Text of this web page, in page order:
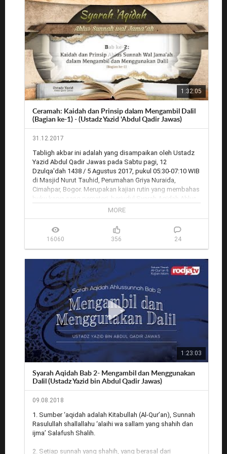
1:32:05
Ceramah: Kaidah dan Prinsip dalam Mengambil Dalil
(Bagian ke-1) - (Ustadz Yazid 'Abdul Qadir Jawas)
31.12.2017
Tabligh akbar ini adalah yang disampaikan oleh Ustadz
Yazid Abdul Qadir Jawas pada Sabtu pagi, 12
Dzulqa'dah 1438 / 5 Agustus 2017, pukul 05:30-07:10 WIB
di Masjid Nurut Tauhid, Perumahan Griya Nuraida,
Cimahpar, Bogor. Merupakan kajian rutin yang membahas
buku karya sang pemateri, berjudul Syarah Aqidah Ahlus
Sunnah Wal Jama'ah. Walhamdulillah dikarenakan
poin terakhir dari buku tersebut, maka pada kesempatan
yang mulia kali ini kita akan kembali mempelajari Bab ke-
Rekaman audio: http://www.radiorodja.com/?p=28725
Rodja.TV: http://rodja.tv/6971
MORE
16060 356 24
1:23:03
Syarah Aqidah Bab 2- Mengambil dan Menggunakan
Dalil (Ustadz Yazid bin Abdul Qadir Jawas)
09.08.2018
1. Sumber ‘aqidah adalah Kitabullah (Al-Qur’an), Sunnah
Rasulullah shallallahu ‘alaihi wa sallam yang shahih dan
ijma’ Salafush Shalih.
2. Setiap sunnah yang shahih, yang berasal dari